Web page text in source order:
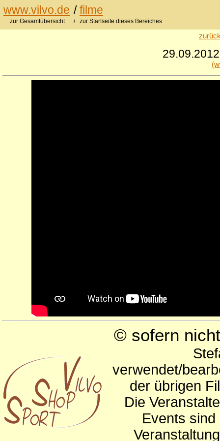
www.vilvo.de /filme
zur Gesamtübersicht / zur Startseite dieses Bereiches
© sofern
verwendet/
der übrigen
Die
Events